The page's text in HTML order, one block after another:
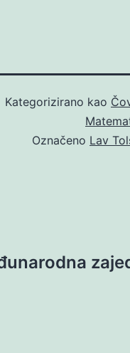
Kategorizirano kao
Označeno Lav